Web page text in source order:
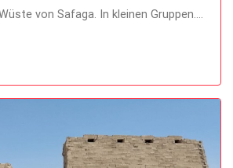
von Safaga. In kleinen Gruppen....